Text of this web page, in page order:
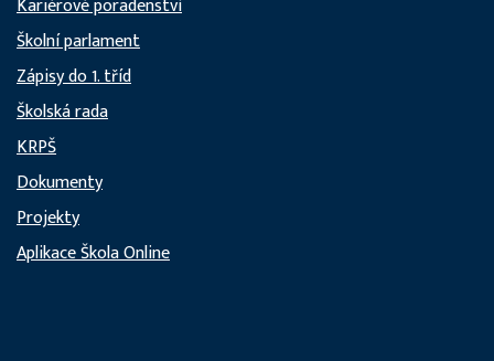
Školní parlament
Zápisy do 1. tříd
Školská rada
KRPŠ
Dokumenty
Projekty
Aplikace Škola Online